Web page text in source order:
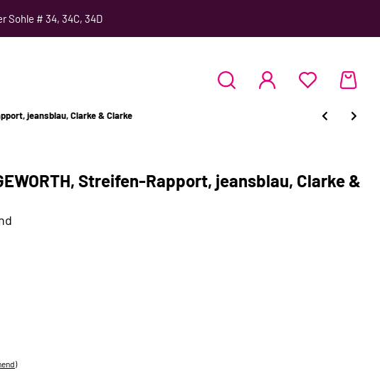
Sohle # 34, 34C, 34D
jeansblau, Clarke & Clarke
Streifen-Rapport, jeansblau, Clarke &